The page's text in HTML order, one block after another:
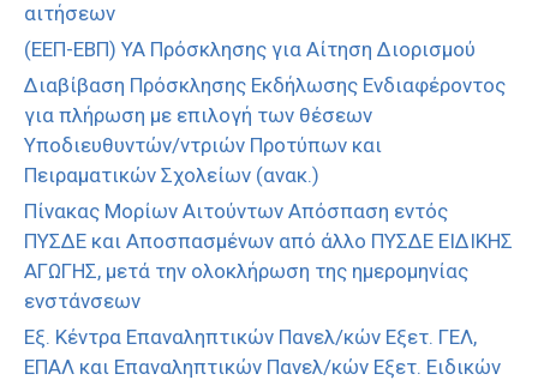
αιτήσεων
(ΕΕΠ-ΕΒΠ) ΥΑ Πρόσκλησης για Αίτηση Διορισμού
Διαβίβαση Πρόσκλησης Εκδήλωσης Ενδιαφέροντος
για πλήρωση με επιλογή των θέσεων
Υποδιευθυντών/ντριών Προτύπων και
Πειραματικών Σχολείων (ανακ.)
Πίνακας Μορίων Αιτούντων Απόσπαση εντός
ΠΥΣΔΕ και Αποσπασμένων από άλλο ΠΥΣΔΕ ΕΙΔΙΚΗΣ
ΑΓΩΓΗΣ, μετά την ολοκλήρωση της ημερομηνίας
ενστάνσεων
Εξ. Κέντρα Επαναληπτικών Πανελ/κών Εξετ. ΓΕΛ,
ΕΠΑΛ και Επαναληπτικών Πανελ/κών Εξετ. Ειδικών